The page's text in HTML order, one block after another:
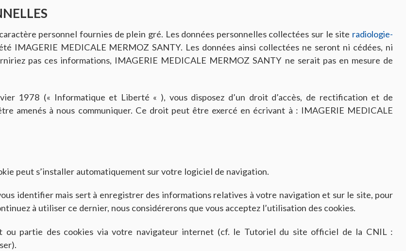
personnel fournies de plein gré. Les données personnelles collectées sur le site radiologie-
IMAGERIE MEDICALE MERMOZ SANTY. Les données ainsi collectées ne seront ni cédées, ni
pas ces informations, IMAGERIE MEDICALE MERMOZ SANTY ne serait pas en mesure de
1978 (« Informatique et Liberté « ), vous disposez d’un droit d’accès, de rectification et de
amenés à nous communiquer. Ce droit peut être exercé en écrivant à : IMAGERIE MEDICALE
peut s’installer automatiquement sur votre logiciel de navigation.
identifier mais sert à enregistrer des informations relatives à votre navigation et sur le site, pour
à utiliser ce dernier, nous considérerons que vous acceptez l’utilisation des cookies.
ou partie des cookies via votre navigateur internet (cf. le Tutoriel du site officiel de la CNIL :